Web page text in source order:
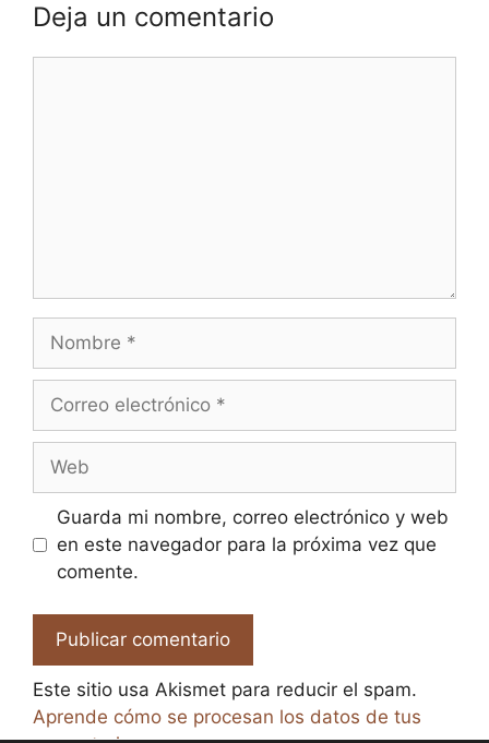
Deja un comentario
Nombre
Correo
Web
Guarda mi nombre, correo electrónico y web
en este navegador para la próxima vez que
comente.
Este sitio usa Akismet para reducir el spam.
Aprende cómo se procesan los datos de tus